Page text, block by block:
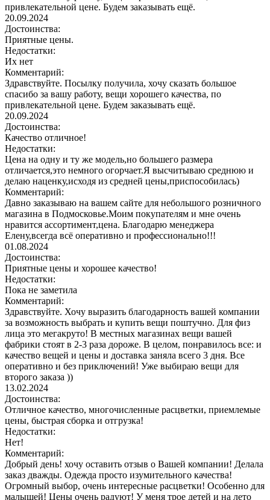
привлекательной цене. Будем заказывать ещё.
20.09.2024
Достоинства:
Приятные цены.
Недостатки:
Их нет
Комментарий:
Здравствуйте. Посылку получила, хочу сказать большое
спасибо за вашу работу, вещи хорошего качества, по
привлекательной цене. Будем заказывать ещё.
20.09.2024
Достоинства:
Качество отличное!
Недостатки:
Цена на одну и ту же модель,но большего размера
отличается,это немного огорчает.Я высчитываю среднюю и
делаю наценку,исходя из средней цены,приспособилась)
Комментарий:
Давно заказываю на вашем сайте для небольшого розничного
магазина в Подмосковье.Моим покупателям и мне очень
нравится ассортимент,цена. Благодарю менеджера
Елену,всегда всё оперативно и профессионально!!!
01.08.2024
Достоинства:
Приятные цены и хорошее качество!
Недостатки:
Пока не заметила
Комментарий:
Здравствуйте. Хочу выразить благодарность вашей компании
за возможность выбрать и купить вещи поштучно. Для физ
лица это мегакруто! В местных магазинах вещи вашей
фабрики стоят в 2-3 раза дороже. В целом, понравилось все: и
качество вещей и цены и доставка заняла всего 3 дня. Все
оперативно и без приключений! Уже выбираю вещи для
второго заказа ))
13.02.2024
Достоинства:
Отличное качество, многочисленные расцветки, приемлемые
цены, быстрая сборка и отгрузка!
Недостатки:
Нет!
Комментарий:
Добрый день! хочу оставить отзыв о Вашей компании! Делала
заказ дважды. Одежда просто изумительного качества!
Огромный выбор, очень интересные расцветки! Особенно для
малышей! Цены очень радуют! У меня трое детей и на лето